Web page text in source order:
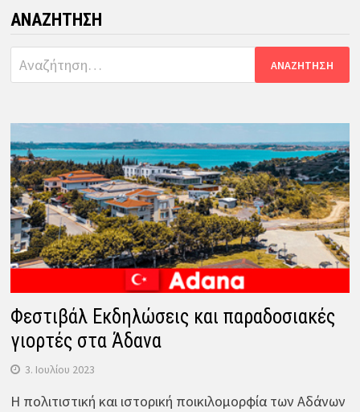
ΑΝΑΖΉΤΗΣΗ
Αναζήτηση
για:
Φεστιβάλ Εκδηλώσεις και παραδοσιακές
γιορτές στα Άδανα
3. Ιουλίου 2023
Η πολιτιστική και ιστορική ποικιλομορφία των Αδάνων